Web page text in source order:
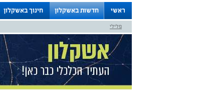
ראשי חדשות באשקלון חינוך באשקלון
לוחות
פלילי